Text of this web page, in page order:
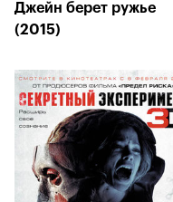
Джейн берет ружье
(2015)